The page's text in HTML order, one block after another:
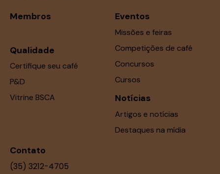
Membros
Qualidade
Certifique seu café
P&D
Vitrine BSCA
Eventos
Missões e feiras
Competições de café
Concursos
Cursos
Notícias
Artigos e notícias
Destaques na mídia
Contato
(35) 3212-4705